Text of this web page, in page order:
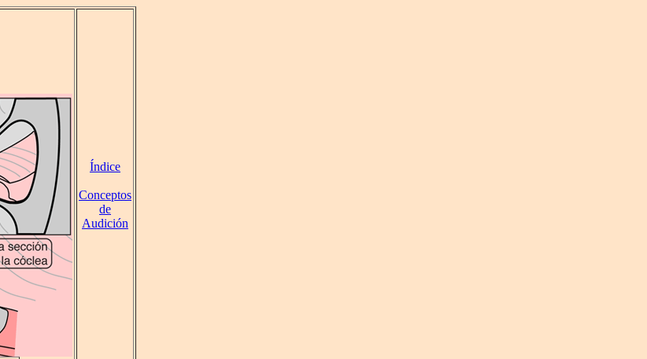
Índice
Conceptos
de
Audición